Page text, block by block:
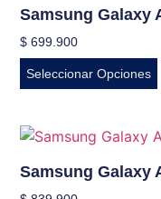
Samsung Galaxy
$ 699.900
Seleccionar Opciones
Samsung Galaxy